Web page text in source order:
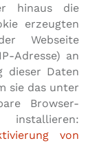
hinaus die
erzeugten
Webseite
Adresse) an
dieser Daten
sie das unter
Browser-
von